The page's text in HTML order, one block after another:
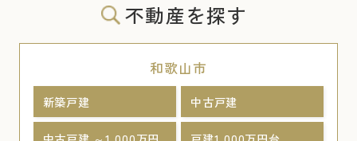
不動産を探す
和歌山市
新築戸建 中古戸建